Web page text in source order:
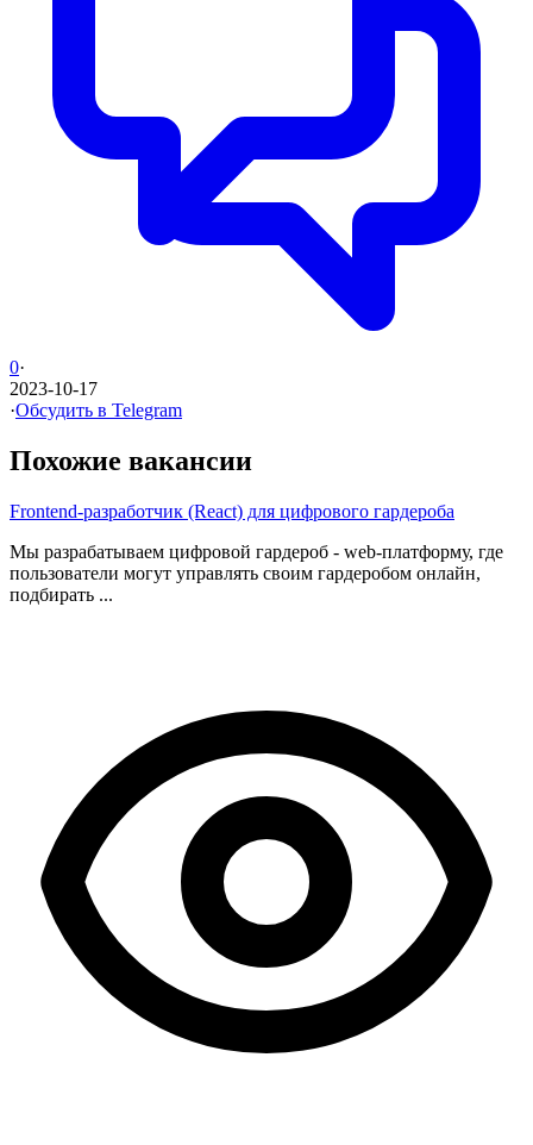
0·
2023-10-17
·Обсудить в Telegram
Похожие вакансии
Frontend-разработчик (React) для цифрового гардероба
Мы разрабатываем цифровой гардероб - web-платформу, где
пользователи могут управлять своим гардеробом онлайн,
подбирать ...